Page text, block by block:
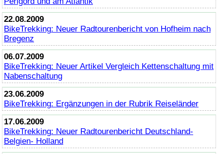
22.08.2009
BikeTrekking: Neuer Radtourenbericht von Hofheim nach
Bregenz
06.07.2009
BikeTrekking: Neuer Artikel Vergleich Kettenschaltung mit
Nabenschaltung
23.06.2009
BikeTrekking: Ergänzungen in der Rubrik Reiseländer
17.06.2009
BikeTrekking: Neuer Radtourenbericht Deutschland-
Belgien- Holland